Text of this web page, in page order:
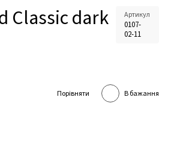
Classic dark
Артикул
0107-
02-11
Порівняти В бажання